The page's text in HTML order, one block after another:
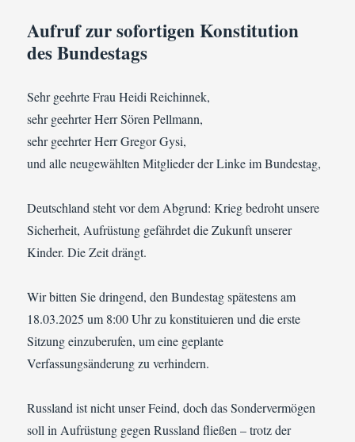
Aufruf zur sofortigen Konstitution
des Bundestags
Sehr geehrte Frau Heidi Reichinnek,
sehr geehrter Herr Sören Pellmann,
sehr geehrter Herr Gregor Gysi,
und alle neugewählten Mitglieder der Linke im Bundestag,
Deutschland steht vor dem Abgrund: Krieg bedroht unsere
Sicherheit, Aufrüstung gefährdet die Zukunft unserer
Kinder. Die Zeit drängt.
Wir bitten Sie dringend, den Bundestag spätestens am
18.03.2025 um 8:00 Uhr zu konstituieren und die erste
Sitzung einzuberufen, um eine geplante
Verfassungsänderung zu verhindern.
Russland ist nicht unser Feind, doch das Sondervermögen
soll in Aufrüstung gegen Russland fließen – trotz der